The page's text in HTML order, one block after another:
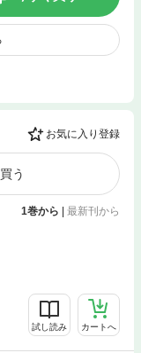
お気に入り登録
う
1巻から | 最新刊から
試し読み カートへ